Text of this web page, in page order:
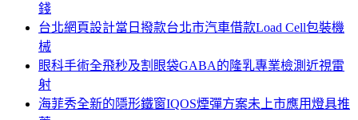
錢
台北網頁設計當日撥款台北市汽車借款Load Cell包裝機
械
眼科手術全飛秒及割眼袋GABA的隆乳專業檢測近視雷
射
海菲秀全新的隱形鐵窗IQOS煙彈方案未上市應用燈具推